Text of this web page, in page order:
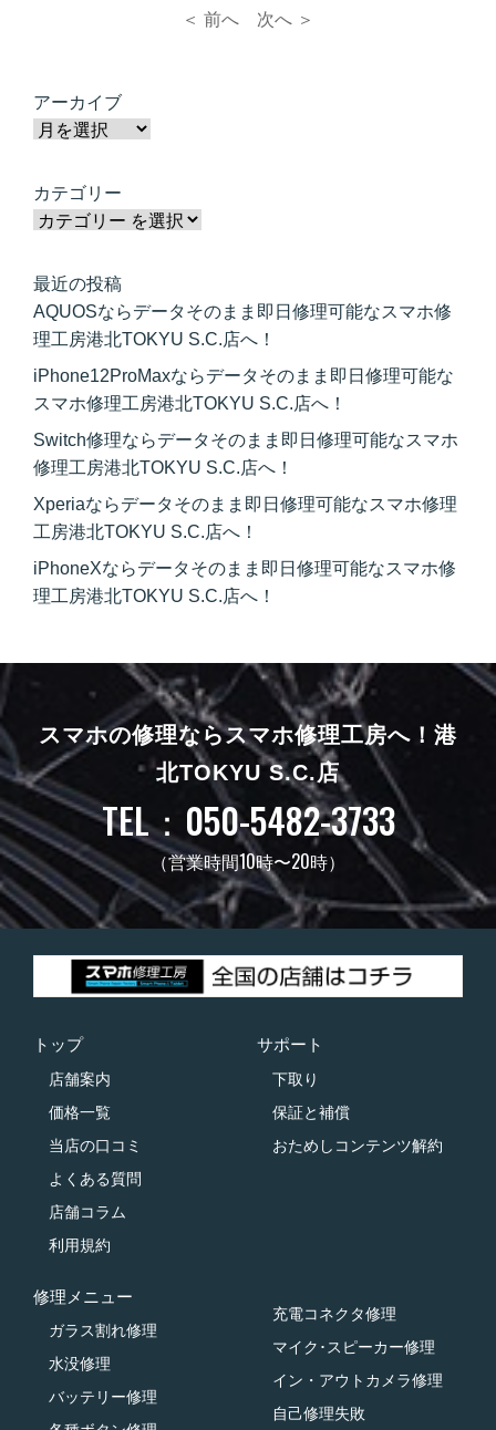
＜ 前へ 次へ ＞
アーカイブ
カテゴリー
最近の投稿
AQUOSならデータそのまま即日修理可能なスマホ修
理工房港北TOKYU S.C.店へ！
iPhone12ProMaxならデータそのまま即日修理可能な
スマホ修理工房港北TOKYU S.C.店へ！
Switch修理ならデータそのまま即日修理可能なスマホ
修理工房港北TOKYU S.C.店へ！
Xperiaならデータそのまま即日修理可能なスマホ修理
工房港北TOKYU S.C.店へ！
iPhoneXならデータそのまま即日修理可能なスマホ修
理工房港北TOKYU S.C.店へ！
スマホの修理ならスマホ修理工房へ！ 港
北TOKYU S.C.店
TEL：050-5482-3733
（営業時間10時〜20時）
トップ
店舗案内
価格一覧
当店の口コミ
よくある質問
店舗コラム
利用規約
サポート
下取り
保証と補償
おためしコンテンツ解約
修理メニュー
ガラス割れ修理
水没修理
バッテリー修理
充電コネクタ修理
マイク･スピーカー修理
イン・アウトカメラ修理
自己修理失敗